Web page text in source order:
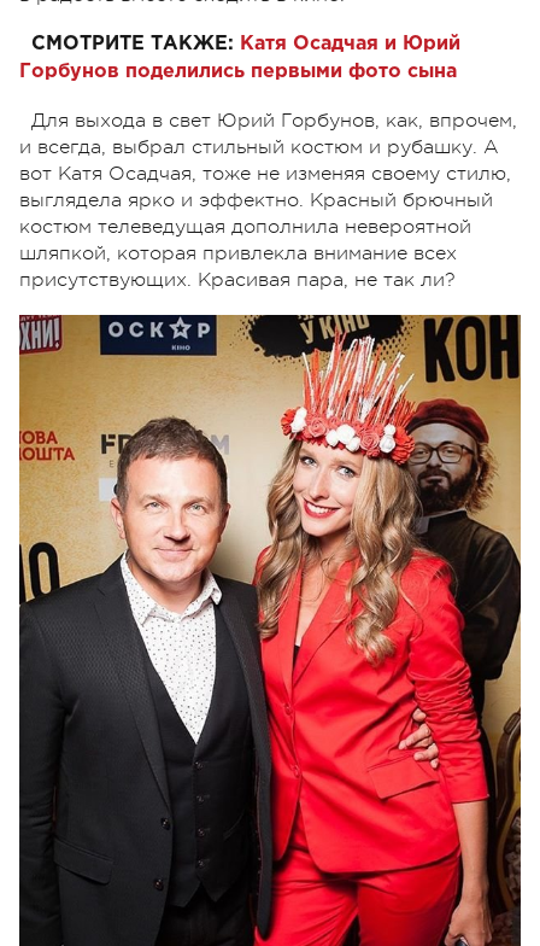
СМОТРИТЕ ТАКЖЕ: Катя Осадчая и Юрий
Горбунов поделились первыми фото сына
Для выхода в свет Юрий Горбунов, как, впрочем,
и всегда, выбрал стильный костюм и рубашку. А
вот Катя Осадчая, тоже не изменяя своему стилю,
выглядела ярко и эффектно. Красный брючный
костюм телеведущая дополнила невероятной
шляпкой, которая привлекла внимание всех
присутствующих. Красивая пара, не так ли?